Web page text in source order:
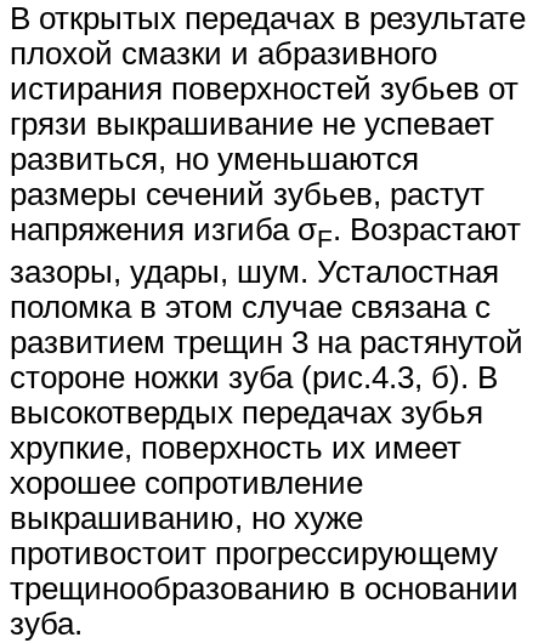
В открытых передачах в результате
плохой смазки и абразивного
истирания поверхностей зубьев от
грязи выкрашивание не успевает
развиться, но уменьшаются
размеры сечений зубьев, растут
напряжения изгиба σF. Возрастают
зазоры, удары, шум. Усталостная
поломка в этом случае связана с
развитием трещин 3 на растянутой
стороне ножки зуба (рис.4.3, б). В
высокотвердых передачах зубья
хрупкие, поверхность их имеет
хорошее сопротивление
выкрашиванию, но хуже
противостоит прогрессирующему
трещинообразованию в основании
зуба.